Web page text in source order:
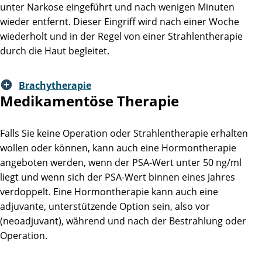
unter Narkose eingeführt und nach wenigen Minuten
wieder entfernt. Dieser Eingriff wird nach einer Woche
wiederholt und in der Regel von einer Strahlentherapie
durch die Haut begleitet.
Brachytherapie
Medikamentöse Therapie
Falls Sie keine Operation oder Strahlentherapie erhalten
wollen oder können, kann auch eine Hormontherapie
angeboten werden, wenn der PSA-Wert unter 50 ng/ml
liegt und wenn sich der PSA-Wert binnen eines Jahres
verdoppelt. Eine Hormontherapie kann auch eine
adjuvante, unterstützende Option sein, also vor
(neoadjuvant), während und nach der Bestrahlung oder
Operation.